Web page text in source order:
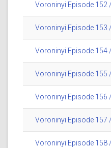
Voroninyi Episode
Voroninyi Episode
Voroninyi Episode
Voroninyi Episode
Voroninyi Episode
Voroninyi Episode
Voroninyi Episode